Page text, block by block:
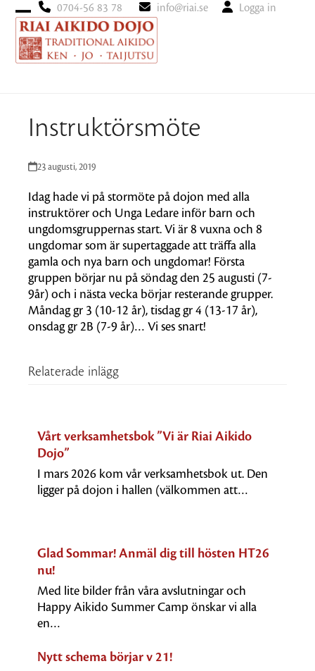
0704-56 83 78 info@riai.se Logga in
Open
mobile
Close
mobile
Instruktörsmöte
23 augusti, 2019
Idag hade vi på stormöte på dojon med alla
instruktörer och Unga Ledare inför barn och
ungdomsgruppernas start. Vi är 8 vuxna och 8
ungdomar som är supertaggade att träffa alla
gamla och nya barn och ungdomar! Första
gruppen börjar nu på söndag den 25 augusti (7-
9år) och i nästa vecka börjar resterande grupper.
Måndag gr 3 (10-12 år), tisdag gr 4 (13-17 år),
onsdag gr 2B (7-9 år)… Vi ses snart!
Relaterade inlägg
Vårt verksamhetsbok ”Vi är Riai Aikido
Dojo”
I mars 2026 kom vår verksamhetsbok ut. Den
ligger på dojon i hallen (välkommen att…
Glad Sommar! Anmäl dig till hösten HT26
nu!
Med lite bilder från våra avslutningar och
Happy Aikido Summer Camp önskar vi alla
en…
Nytt schema börjar v 21!